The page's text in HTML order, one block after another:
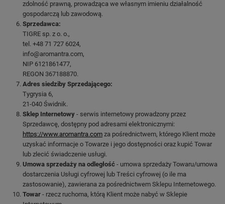
zdolność prawną, prowadząca we własnym imieniu działalność
gospodarczą lub zawodową.
Sprzedawca:
TIGRE sp. z o. o.,
tel. +48 71 727 6024,
info@aromantra.com,
NIP 6121861477,
REGON 367188870.
Adres siedziby Sprzedającego:
Tygrysia 6,
21-040 Świdnik.
Sklep Internetowy - serwis internetowy prowadzony przez
Sprzedawcę, dostępny pod adresami elektronicznymi:
https://www.aromantra.com za pośrednictwem, którego Klient może
uzyskać informacje o Towarze i jego dostępności oraz kupić Towar
lub zlecić świadczenie usługi.
Umowa sprzedaży na odległość - umowa sprzedaży Towaru/umowa
dostarczenia Usługi cyfrowej lub Treści cyfrowej (o ile ma
zastosowanie), zawierana za pośrednictwem Sklepu Internetowego.
Towar - rzecz ruchoma, którą Klient może nabyć w Sklepie